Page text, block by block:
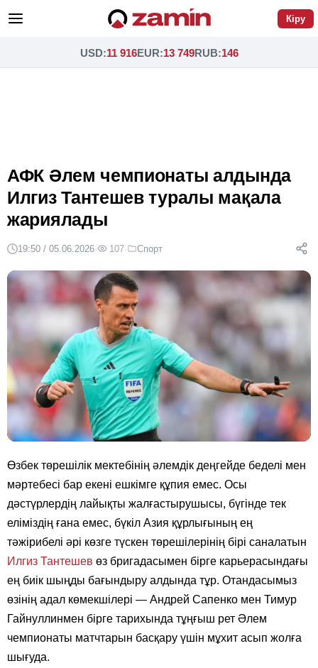
Кіру
USD:11 916EUR:13 749RUB:146
АФК Әлем чемпионаты алдында
Илгиз Тантешев туралы мақала
жариялады
19:50 / 05.06.2026· 107· Спорт
Өзбек төрешілік мектебінің әлемдік деңгейде беделі мен
мәртебесі бар екені ешкімге құпия емес. Осы
дәстүрлердің лайықты жалғастырушысы, бүгінде тек
еліміздің ғана емес, бүкіл Азия құрлығының ең
тәжірибелі әрі көзге түскен төрешілерінің бірі саналатын
Илгиз Тантешев өз бригадасымен бірге карьерасындағы
ең биік шыңды бағындыру алдында тұр. Отандасымыз
өзінің адал көмекшілері — Андрей Сапенко мен Тимур
Гайнуллинмен бірге тарихында тұңғыш рет Әлем
чемпионаты матчтарын басқару үшін мұхит асып жолға
шығуда.